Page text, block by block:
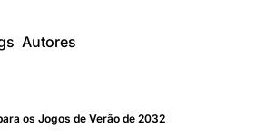
Autores
os Jogos de Verão de 2032